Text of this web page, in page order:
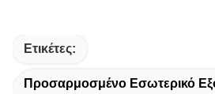
Ετικέτες:
Προσαρμοσμένο Εσωτερικό